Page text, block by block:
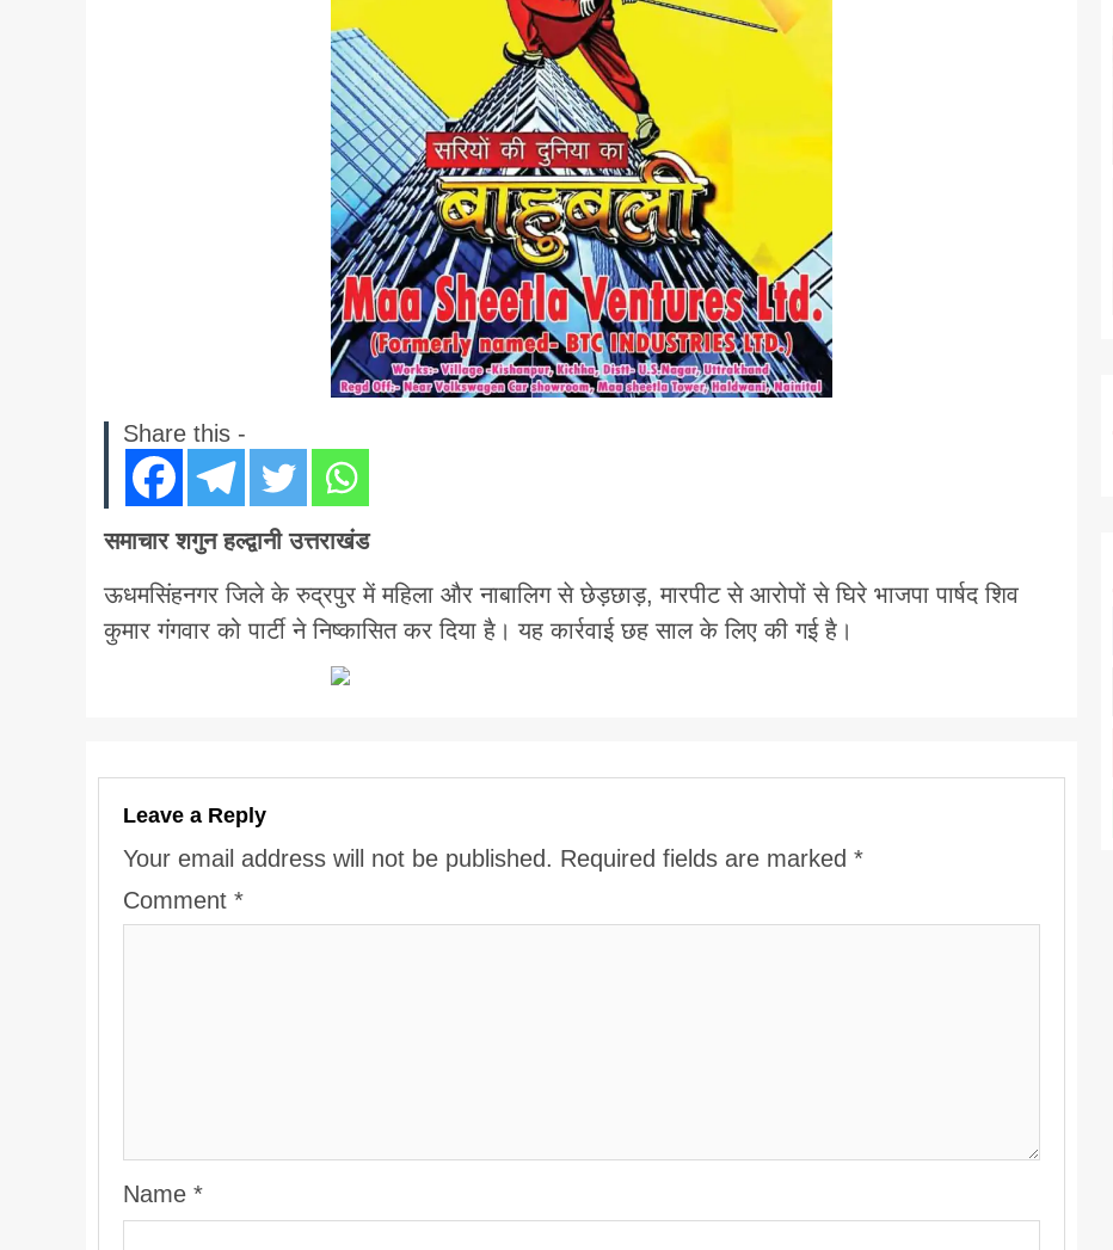
Share this -
समाचार शगुन हल्द्वानी उत्तराखंड
ऊधमसिंहनगर जिले के रुद्रपुर में महिला और नाबालिग से छेड़छाड़, मारपीट से आरोपों से घिरे भाजपा पार्षद शिव
कुमार गंगवार को पार्टी ने निष्कासित कर दिया है। यह कार्रवाई छह साल के लिए की गई है।
Leave a Reply
Your email address will not be published. Required fields are marked *
Comment *
Name *